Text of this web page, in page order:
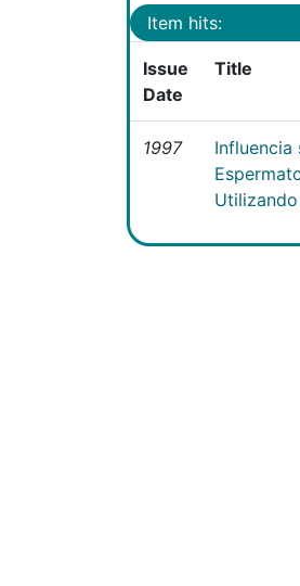
Item hits:
Issue
Date
Title
1997